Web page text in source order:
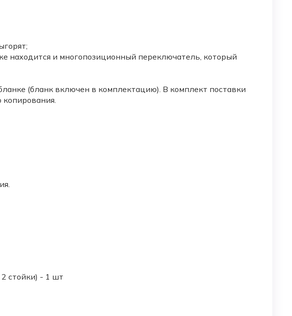
находится и многопозиционный переключатель, который
(бланк включен в комплектацию). В комплект поставки
стойки) - 1 шт